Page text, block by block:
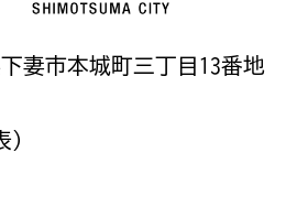
妻市本城町三丁目13番地
)